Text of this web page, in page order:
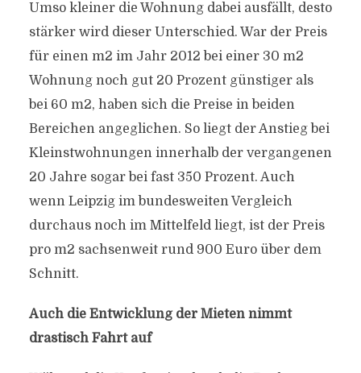
Umso kleiner die Wohnung dabei ausfällt, desto
stärker wird dieser Unterschied. War der Preis
für einen m2 im Jahr 2012 bei einer 30 m2
Wohnung noch gut 20 Prozent günstiger als
bei 60 m2, haben sich die Preise in beiden
Bereichen angeglichen. So liegt der Anstieg bei
Kleinstwohnungen innerhalb der vergangenen
20 Jahre sogar bei fast 350 Prozent. Auch
wenn Leipzig im bundesweiten Vergleich
durchaus noch im Mittelfeld liegt, ist der Preis
pro m2 sachsenweit rund 900 Euro über dem
Schnitt.
Auch die Entwicklung der Mieten nimmt
drastisch Fahrt auf